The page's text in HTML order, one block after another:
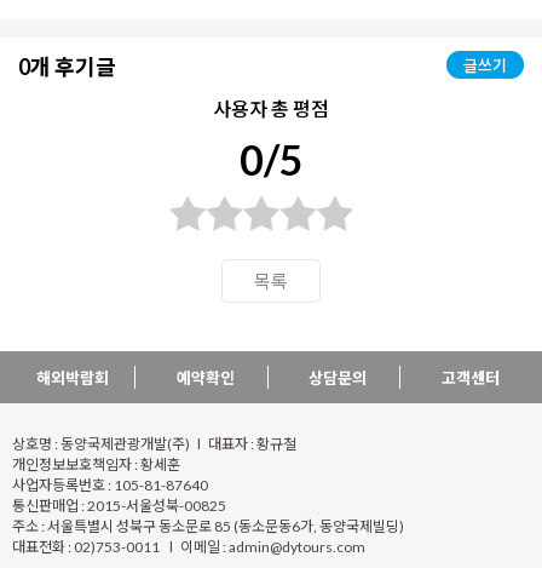
0개 후기글 글쓰기
사용자 총 평점
0/5
목록
해외박람회 예약확인 상담문의 고객센터
상호명 : 동양국제관광개발(주) l 대표자 : 황규철
개인정보보호책임자 : 황세훈
사업자등록번호 : 105-81-87640
통신판매업 : 2015-서울성북-00825
주소 : 서울특별시 성북구 동소문로 85 (동소문동6가, 동양국제빌딩)
대표전화 : 02)753-0011 l 이메일 : admin@dytours.com